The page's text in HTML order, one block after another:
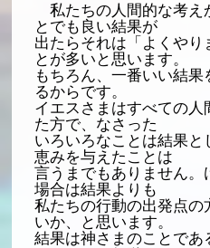
私たちの人間的な考え
とでも良い結果が
出たらそれは「よくやり
とが多いと思います。
もちろん、一番いい結
るからです。
イエスさまはすべての
た方で、なさった
いろいろなことは結果と
恵みを与えたことは
言うまでもありません
場合は結果よりも
私たちの行動の出発点の
いか、と思います。
結果は神さまのことであ